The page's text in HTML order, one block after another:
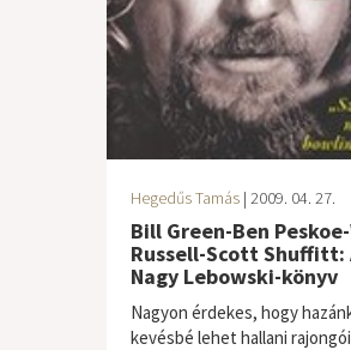
Hegedűs Tamás | 2009. 04. 27.
Bill Green-Ben
Russell-Scott Shuffitt:
Nagy Lebowski-könyv
Nagyon érdekes, hogy
kevésbé lehet hallani rajongói